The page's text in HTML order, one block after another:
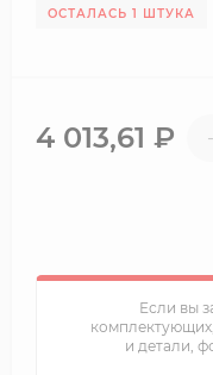
ОСТАЛАСЬ 1 ШТУКА
4 013,61 ₽ -
Если вы
и детали,